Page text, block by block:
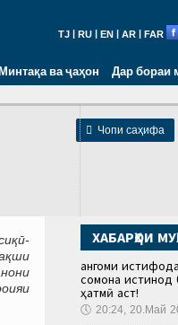
TJ RU EN AR FAR
ва ҷаҳон Дар бораи
 Чопи саҳифа
ХАБАРҲОИ
Ҳангоми
сомона истинод
ҳатмӣ аст!
🕔 20:24, 20.Май